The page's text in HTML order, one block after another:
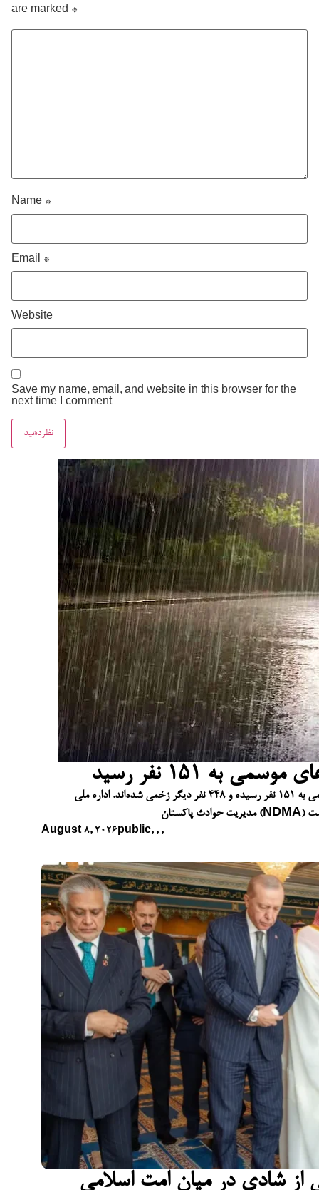
به ۱۵۱ نفر رسید
در سراسر پاکستان، شمار جان‌باختگان در پی بارندگی‌های جاری موسمی به ۱۵۱ نفر رسیده و ۴۴۸ نفر دیگر زخمی شده‌اند. اداره ملی
August 8, 2026 public, , ,
از شادی در میان امت اسلامی
are marked *
Name *
Email *
Website
Save my name, email, and website in this browser for the
next time I comment.